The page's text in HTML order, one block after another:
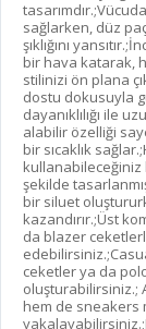
sağlarken, düz
şıklığını
bir hava katarak,
stilinizi ön plana
dostu dokusuyla
dayanıklılığı ile
alabilir özelliği
bir sıcaklık
şekilde
bir siluet
kazandırır.;Üst
da blazer
ceketler ya da
oluşturabilirsiniz.;
hem de sneakers